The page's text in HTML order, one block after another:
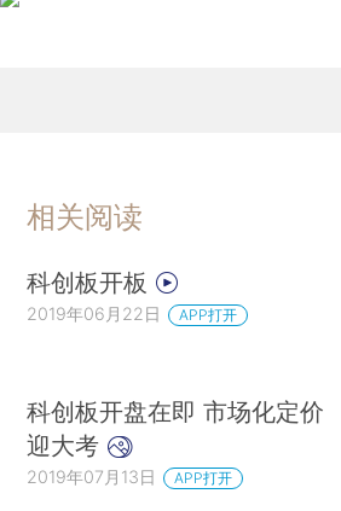
相关阅读
科创板开板
2019年06月22日 APP打开
科创板开盘在即 市场化定价
迎大考
2019年07月13日 APP打开